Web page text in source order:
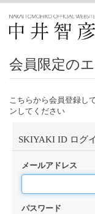
会員限定の
こちらから会員登録し
ンしてください
SKIYAKI ID ログ
メールアドレス
パスワード